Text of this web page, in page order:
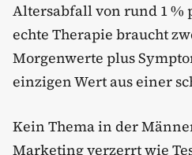
Altersabfall von rund 1 %
echte Therapie braucht
Morgenwerte plus
einzigen Wert aus einer
Kein Thema in der
Marketing verzerrt wie